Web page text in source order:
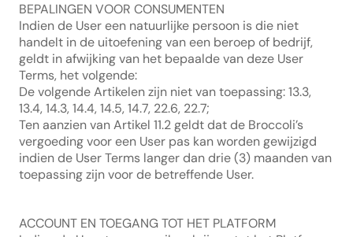
BEPALINGEN VOOR CONSUMENTEN
Indien de User een natuurlijke persoon is die niet
handelt in de uitoefening van een beroep of bedrijf,
geldt in afwijking van het bepaalde van deze User
Terms, het volgende:
De volgende Artikelen zijn niet van toepassing: 13.3,
13.4, 14.3, 14.4, 14.5, 14.7, 22.6, 22.7;
Ten aanzien van Artikel 11.2 geldt dat de Broccoli’s
vergoeding voor een User pas kan worden gewijzigd
indien de User Terms langer dan drie (3) maanden van
toepassing zijn voor de betreffende User.
ACCOUNT EN TOEGANG TOT HET PLATFORM